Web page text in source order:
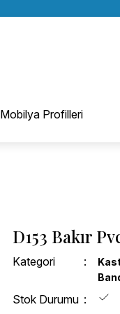
Mobilya Profilleri
D153 Bakır
Kategori
Stok Durumu